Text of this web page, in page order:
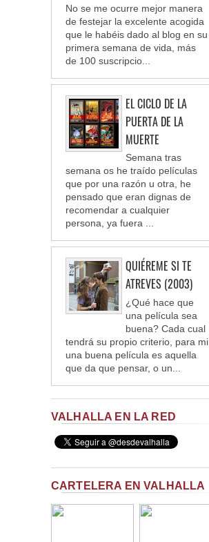
No se me ocurre mejor manera
de festejar la excelente acogida
que le habéis dado al blog en su
primera semana de vida, más
de 100 suscripcio...
EL CICLO DE LA
PUERTA DE LA
MUERTE
Semana tras
semana os he traído películas
que por una razón u otra, he
pensado que eran dignas de
recomendar a cualquier
persona, ya fuera ...
QUIÉREME SI TE
ATREVES (2003)
¿Qué hace que
una película sea
buena? Cada cual
tendrá su propio criterio, para mi
una buena película es aquella
que da que pensar, o un...
VALHALLA EN LA RED
CARTELERA EN VALHALLA